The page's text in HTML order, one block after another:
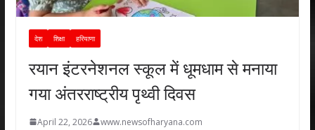
देश शिक्षा हरियाणा
रयान इंटरनेशनल स्कूल में धूमधाम से मनाया
गया अंतरराष्ट्रीय पृथ्वी दिवस
April 22, 2026 www.newsofharyana.com